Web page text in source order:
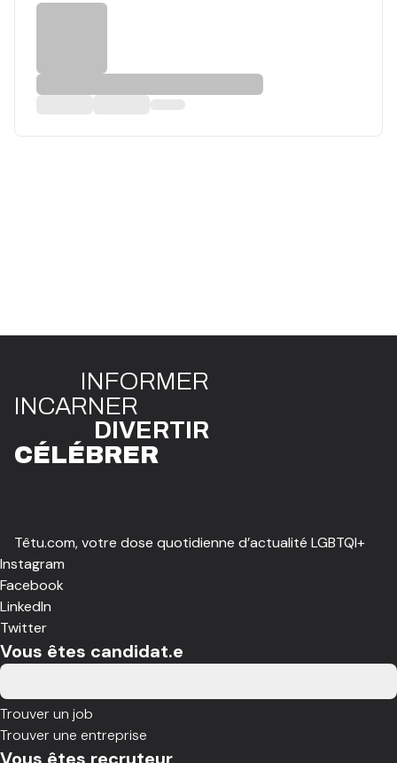
INFORMER
INCARNER
DIVERTIR
CÉLÉBRER
Têtu.com, votre dose quotidienne d’actualité LGBTQI+
Instagram
Facebook
LinkedIn
Twitter
Vous êtes candidat.e
Trouver un job
Trouver une entreprise